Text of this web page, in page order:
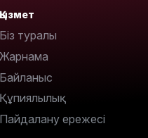
Қызмет
Біз туралы
Жарнама
Байланыс
Құпиялылық
Пайдалану ережесі